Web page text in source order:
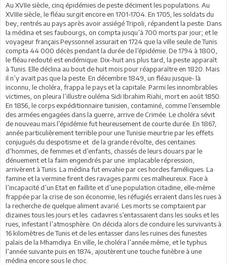
Au XVIIe siècle, cinq épidémies de peste déciment les populations. Au
XVIIIe siècle, le fléau surgit encore en 1701-1704. En 1705, les soldats du
bey, rentrés au pays après avoir assiégé Tripoli, répandent la peste. Dans
la médina et ses faubourgs, on compta jusqu’à 700 morts par jour; et le
voyageur français Peyssonnel assurait en 1724 que la ville seule de Tunis
compta 44 000 décès pendant la durée de l’épidémie. De 1794 à 1800,
le fléau redouté est endémique. Dix-huit ans plus tard, la peste apparaît
à Tunis. Elle déclina au bout de huit mois pour réapparaître en 1820. Mais
il n’y avait pas que la peste. En décembre 1849, un fléau jusque- là
inconnu, le choléra, frappa le pays et la capitale. Parmi les innombrables
victimes, on pleura l’illustre ouléma Sidi Ibrahim Riahi, mort en août 1850.
En 1856, le corps expéditionnaire tunisien, contaminé, comme l’ensemble
des armées engagées dans la guerre, arrive de Crimée. Le choléra sévit
de nouveau mais l’épidémie fut heureusement de courte durée. En 1867,
année particulièrement terrible pour une Tunisie meurtrie par les effets
conjugués du despotisme et de la grande révolte, des centaines
d’hommes, de femmes et d’enfants, chassés de leurs douars par le
dénuement et la faim engendrés par une implacable répression,
arrivèrent à Tunis. La médina fut envahie par ces hordes faméliques. La
famine et la vermine firent des ravages parmi ces malheureux. Face à
l’incapacité d’un Etat en faillite et d’une population citadine, elle-même
frappée par la crise de son économie, les réfugiés erraient dans les rues à
la recherche de quelque aliment avarié. Les morts se comptaient par
dizaines tous les jours et les cadavres s’entassaient dans les souks et les
rues, infestant l’atmosphère. On décida alors de conduire les survivants à
16 kilomètres de Tunis et de les entasser dans les ruines des funestes
palais de la Mhamdiya. En ville, le choléra l’année même, et le typhus
l’année suivante puis en 1874, ajoutèrent une touche funèbre à une
médina encore sous le choc.